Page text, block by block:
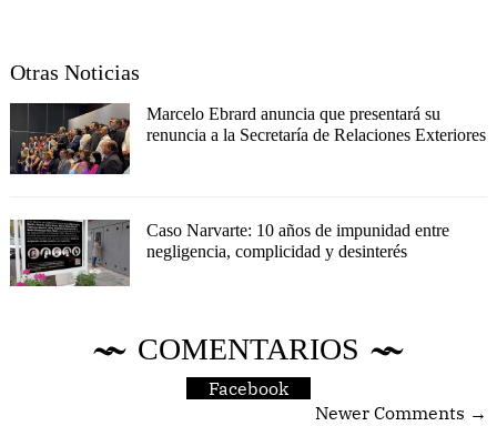
Otras Noticias
Marcelo Ebrard anuncia que presentará su
renuncia a la Secretaría de Relaciones Exteriores
Caso Narvarte: 10 años de impunidad entre
negligencia, complicidad y desinterés
COMENTARIOS
Facebook
Newer Comments →